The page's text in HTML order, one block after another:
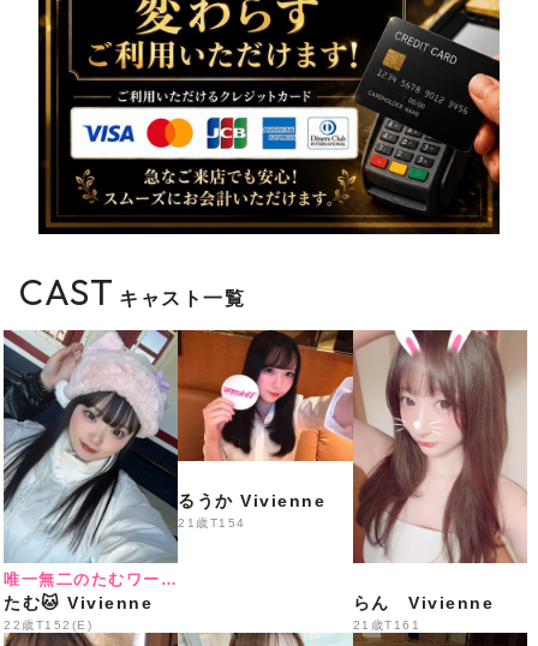
系列が誇る美女達が在籍
美脚キャバクラ
本日も元気に営業中
18:00〜25:00まで
営業
️総勢35名出勤＋体験入店3名予定 ️
18:00〜20:30
70分 3,300円
20:30〜22:00
60分 3,300円
22:00〜LAST
CAST キャスト一覧
唯一無二のたむワールド
たむ🐱 Vivienne
22歳T152(E)
るうか Vivienne
21歳T154
らん Vivienne
21歳T161